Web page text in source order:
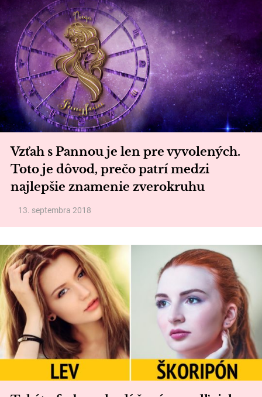
Vzťah s Pannou je len pre vyvolených.
Toto je dôvod, prečo patrí medzi
najlepšie znamenie zverokruhu
13. septembra 2018